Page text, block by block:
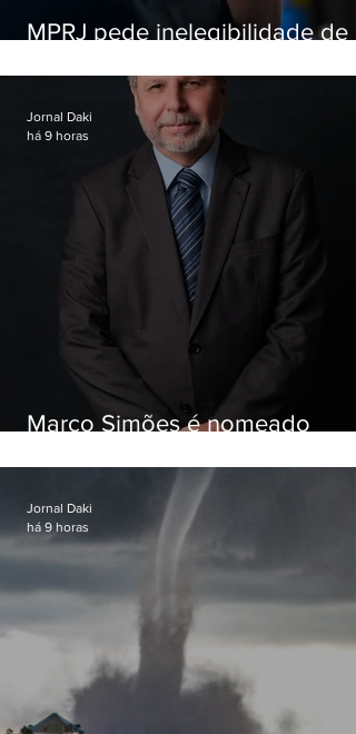
MPRJ pede inelegibilidade de
Marco Simões é nomeado
Jornal Daki
há 9 horas
Jornal Daki
há 9 horas